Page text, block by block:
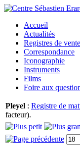
Accueil
Actualités
Registres de
Correspondance
Iconographie
Instruments
Films
Foire aux
Pleyel : Registre de
facteur).